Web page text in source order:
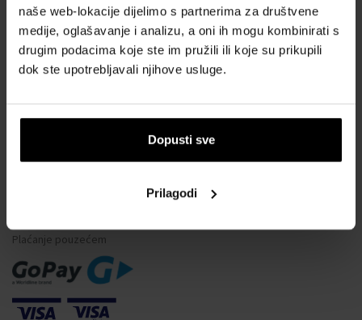
naše web-lokacije dijelimo s partnerima za društvene
medije, oglašavanje i analizu, a oni ih mogu kombinirati s
drugim podacima koje ste im pružili ili koje su prikupili
dok ste upotrebljavali njihove usluge.
Dopusti sve
Prilagodi
Što je tester parfema?
Vodootpornost satova
Često postavljana pitanja
Zašto se registrirati?
Plaćanje pouzećem